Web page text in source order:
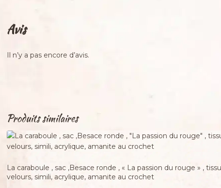
Avis
Il n’y a pas encore d’avis.
Produits similaires
Adopté
La caraboule , sac ,Besace ronde , « La passion du rouge » ,
velours, simili, acrylique, amanite au crochet